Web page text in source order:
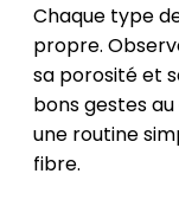
Chaque type
propre.
sa porosité et
bons gestes
une routine
fibre.